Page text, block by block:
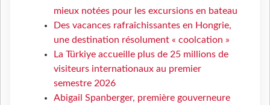
mieux notées pour les excursions en bateau
Des vacances rafraîchissantes en Hongrie,
une destination résolument « coolcation »
La Türkiye accueille plus de 25 millions de
visiteurs internationaux au premier
semestre 2026
Abigail Spanberger, première gouverneure